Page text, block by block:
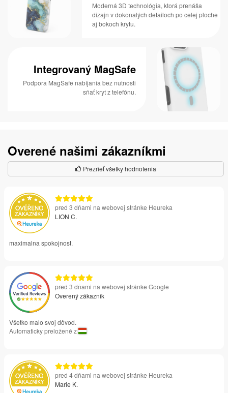
Moderná 3D technológia, ktorá prenáša
dizajn v dokonalých detailoch po celej ploche
aj bokoch krytu.
Integrovaný MagSafe
Podpora MagSafe nabíjania bez nutnosti
sňať kryt z telefónu.
Overené našimi zákazníkmi
Prezrieť všetky hodnotenia
pred 3 dňami na webovej stránke Heureka
LION C.
maximalna spokojnost.
pred 3 dňami na webovej stránke Google
Overený zákazník
Všetko malo svoj dôvod.
Automaticky preložené z
pred 4 dňami na webovej stránke Heureka
Marie K.